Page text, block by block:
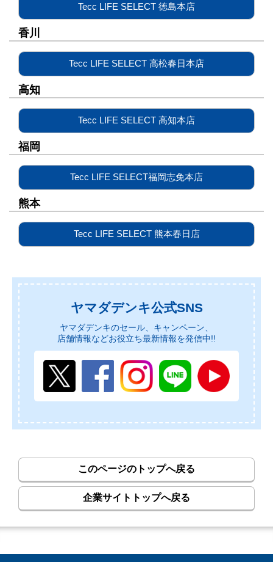
Tecc LIFE SELECT 徳島本店
香川
Tecc LIFE SELECT 高松春日本店
高知
Tecc LIFE SELECT 高知本店
福岡
Tecc LIFE SELECT福岡志免本店
熊本
Tecc LIFE SELECT 熊本春日店
ヤマダデンキ公式SNS
ヤマダデンキのセール、キャンペーン、
店舗情報などお役立ち最新情報を発信中!!
このページのトップへ戻る
企業サイトトップへ戻る